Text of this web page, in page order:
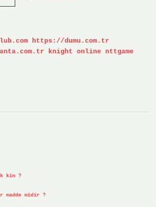
Mı
https://dumu.com.tr
knight online
nttgame
kim ?
madde midir ?